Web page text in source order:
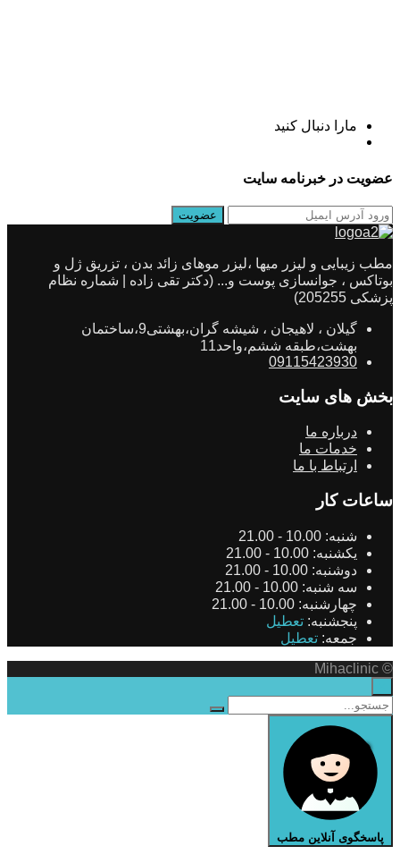
مارا دنبال کنید
عضویت در خبرنامه سایت
مطب زیبایی و لیزر میها ،لیزر موهای زائد بدن ، تزریق ژل و
بوتاکس ، جوانسازی پوست و... (دکتر تقی زاده | شماره نظام
پزشکی 205255)
گیلان ، لاهیجان ، شیشه گران،بهشتی9،ساختمان
بهشت،طبقه ششم،واحد11
09115423930
بخش های سایت
درباره ما
خدمات ما
ارتباط با ما
ساعات کار
شنبه: 10.00 - 21.00
یکشنبه: 10.00 - 21.00
دوشنبه: 10.00 - 21.00
سه شنبه: 10.00 - 21.00
چهارشنبه: 10.00 - 21.00
پنجشنبه: تعطیل
جمعه: تعطیل
© Mihaclinic
پاسخگوی آنلاین مطب